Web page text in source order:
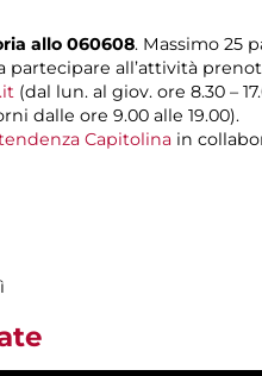
allo 060608. Massimo 25
partecipare all’attività
(dal lun. al giov. ore 8.30 –
dalle ore 9.00 alle 19.00).
Capitolina in